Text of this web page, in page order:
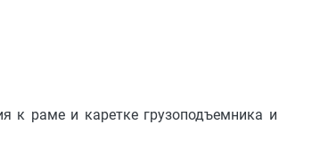
к раме и каретке грузоподъемника и